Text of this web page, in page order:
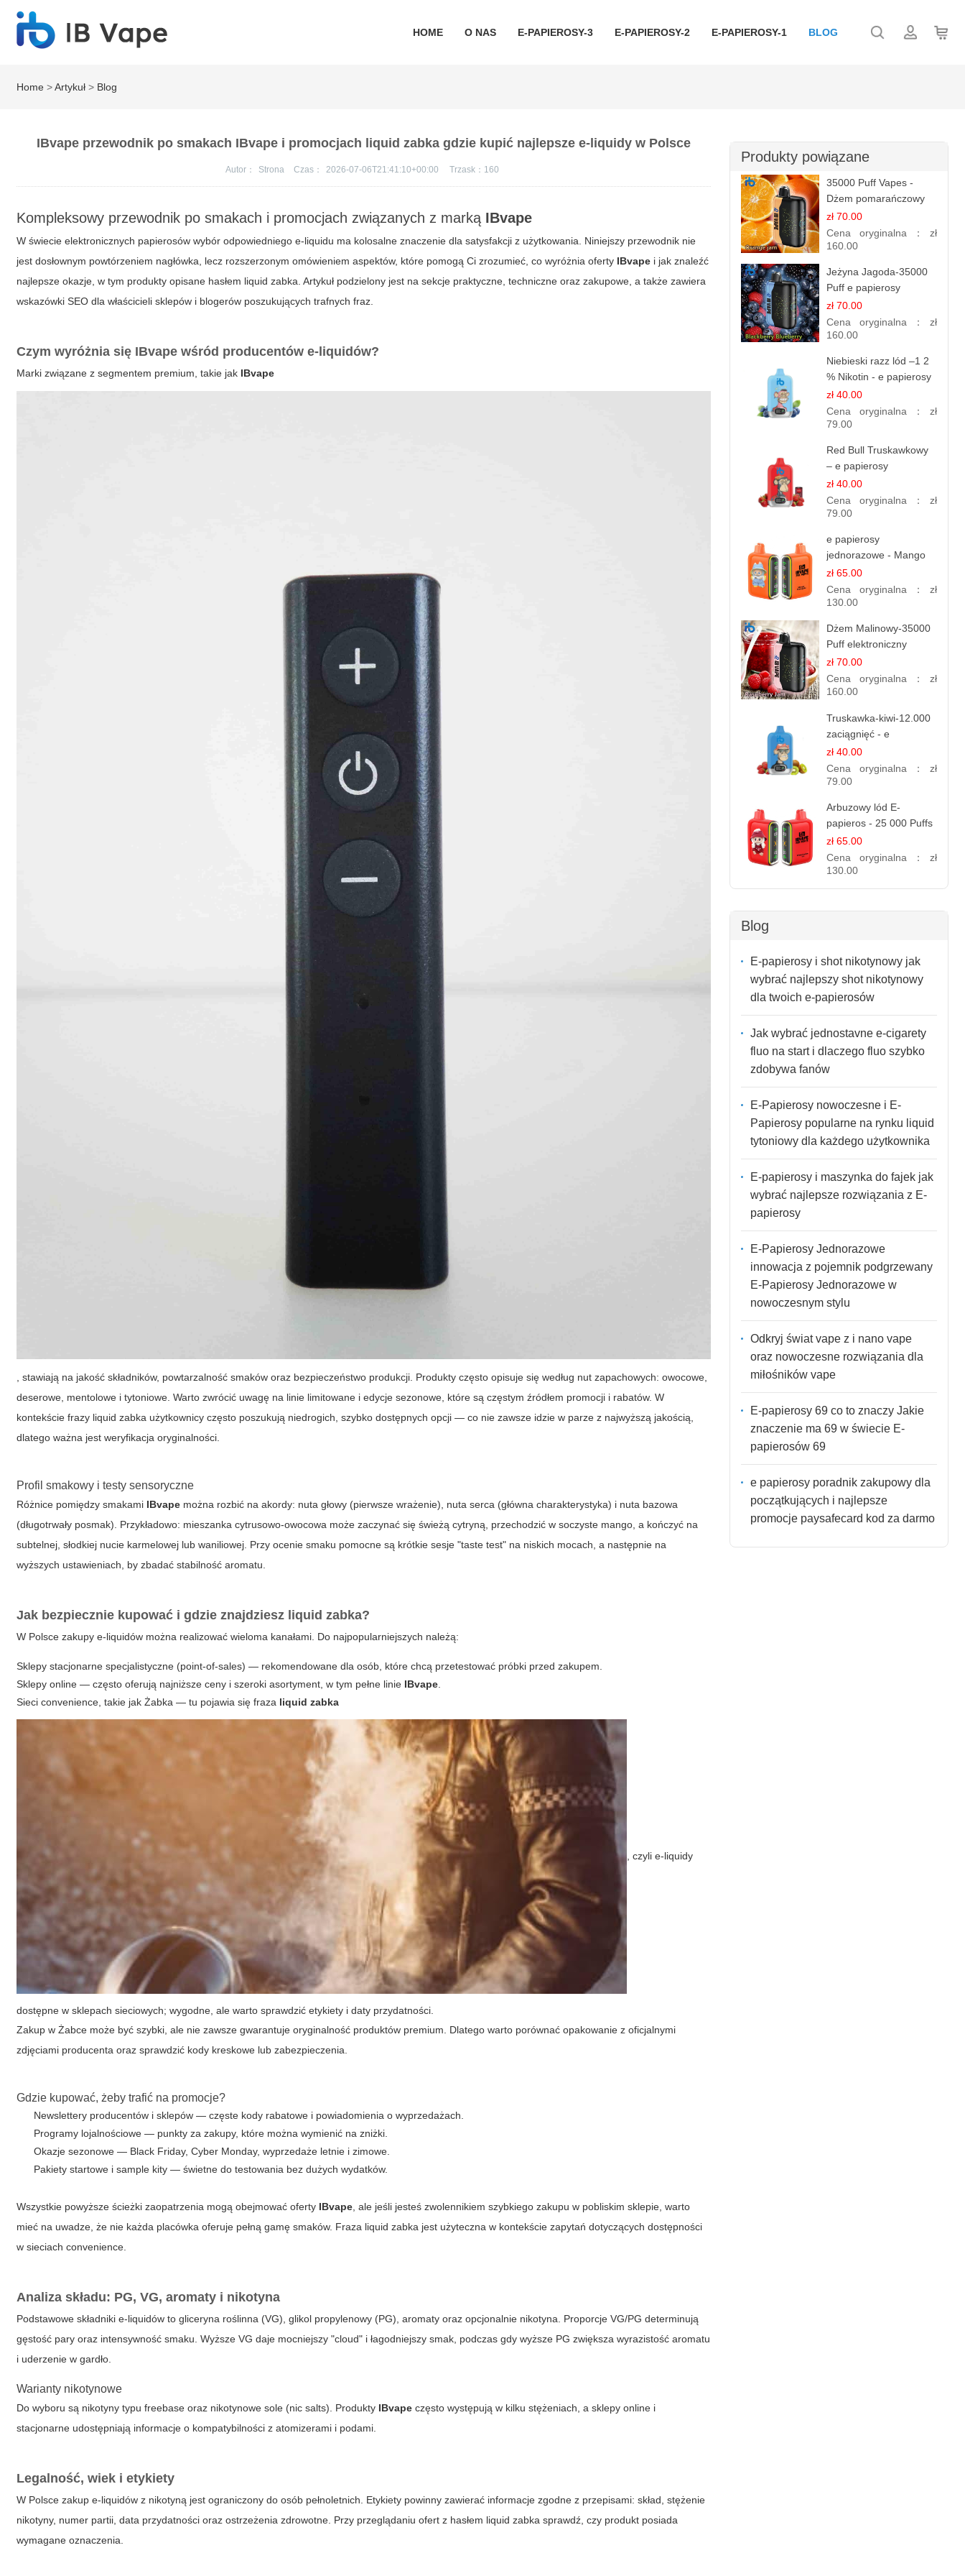
HOME O NAS E-PAPIEROSY-3 E-PAPIEROSY-2 E-PAPIEROSY-1 BLOG
Home >Artykuł > Blog
IBvape przewodnik po smakach IBvape i promocjach liquid zabka gdzie kupić najlepsze e-liquidy w Polsce
Autor： Strona Czas： 2026-07-06T21:41:10+00:00 Trzask： 160
Kompleksowy przewodnik po smakach i promocjach związanych z marką IBvape
W świecie elektronicznych papierosów wybór odpowiedniego e-liquidu ma kolosalne znaczenie dla satysfakcji z użytkowania. Niniejszy przewodnik nie
jest dosłownym powtórzeniem nagłówka, lecz rozszerzonym omówieniem aspektów, które pomogą Ci zrozumieć, co wyróżnia oferty IBvape i jak znaleźć
najlepsze okazje, w tym produkty opisane hasłem liquid zabka . Artykuł podzielony jest na sekcje praktyczne, techniczne oraz zakupowe, a także zawiera
wskazówki SEO dla właścicieli sklepów i blogerów poszukujących trafnych fraz.
Czym wyróżnia się IBvape wśród producentów e-liquidów?
Marki związane z segmentem premium, takie jak IBvape
, stawiają na jakość składników, powtarzalność smaków oraz bezpieczeństwo produkcji. Produkty często opisuje się według nut zapachowych: owocowe,
deserowe, mentolowe i tytoniowe. Warto zwrócić uwagę na linie limitowane i edycje sezonowe, które są częstym źródłem promocji i rabatów. W
kontekście frazy liquid zabka użytkownicy często poszukują niedrogich, szybko dostępnych opcji — co nie zawsze idzie w parze z najwyższą jakością,
dlatego ważna jest weryfikacja oryginalności.
Profil smakowy i testy sensoryczne
Różnice pomiędzy smakami IBvape można rozbić na akordy: nuta głowy (pierwsze wrażenie), nuta serca (główna charakterystyka) i nuta bazowa
(długotrwały posmak). Przykładowo: mieszanka cytrusowo-owocowa może zaczynać się świeżą cytryną, przechodzić w soczyste mango, a kończyć na
subtelnej, słodkiej nucie karmelowej lub waniliowej. Przy ocenie smaku pomocne są krótkie sesje "taste test" na niskich mocach, a następnie na
wyższych ustawieniach, by zbadać stabilność aromatu.
Jak bezpiecznie kupować i gdzie znajdziesz liquid zabka?
W Polsce zakupy e-liquidów można realizować wieloma kanałami. Do najpopularniejszych należą:
Sklepy stacjonarne specjalistyczne (point-of-sales) — rekomendowane dla osób, które chcą przetestować próbki przed zakupem.
Sklepy online — często oferują najniższe ceny i szeroki asortyment, w tym pełne linie IBvape
Sieci convenience, takie jak Żabka — tu pojawia się fraza liquid zabka
, czyli e-liquidy
dostępne w sklepach sieciowych; wygodne, ale warto sprawdzić etykiety i daty przydatności.
Zakup w Żabce może być szybki, ale nie zawsze gwarantuje oryginalność produktów premium. Dlatego warto porównać opakowanie z oficjalnymi
zdjęciami producenta oraz sprawdzić kody kreskowe lub zabezpieczenia.
Gdzie kupować, żeby trafić na promocje?
Newslettery producentów i sklepów — częste kody rabatowe i powiadomienia o wyprzedażach.
Programy lojalnościowe — punkty za zakupy, które można wymienić na zniżki.
Okazje sezonowe — Black Friday, Cyber Monday, wyprzedaże letnie i zimowe.
Pakiety startowe i sample kity — świetne do testowania bez dużych wydatków.
Wszystkie powyższe ścieżki zaopatrzenia mogą obejmować oferty IBvape , ale jeśli jesteś zwolennikiem szybkiego zakupu w pobliskim sklepie, warto
mieć na uwadze, że nie każda placówka oferuje pełną gamę smaków. Fraza liquid zabka jest użyteczna w kontekście zapytań dotyczących dostępności
w sieciach convenience.
Analiza składu: PG, VG, aromaty i nikotyna
Podstawowe składniki e-liquidów to gliceryna roślinna (VG), glikol propylenowy (PG), aromaty oraz opcjonalnie nikotyna. Proporcje VG/PG determinują
gęstość pary oraz intensywność smaku. Wyższe VG daje mocniejszy "cloud" i łagodniejszy smak, podczas gdy wyższe PG zwiększa wyrazistość aromatu
i uderzenie w gardło.
Warianty nikotynowe
Do wyboru są nikotyny typu freebase oraz nikotynowe sole (nic salts). Produkty IBvape często występują w kilku stężeniach, a sklepy online i
stacjonarne udostępniają informacje o kompatybilności z atomizerami i podami.
Legalność, wiek i etykiety
W Polsce zakup e-liquidów z nikotyną jest ograniczony do osób pełnoletnich. Etykiety powinny zawierać informacje zgodne z przepisami: skład, stężenie
nikotyny, numer partii, data przydatności oraz ostrzeżenia zdrowotne. Przy przeglądaniu ofert z hasłem liquid zabka sprawdź, czy produkt posiada
wymagane oznaczenia.
Produkty powiązane
35000 Puff Vapes -
Dżem pomarańczowy
zł 70.00
Cena oryginalna： zł
160.00
Jeżyna Jagoda-35000
Puff e papierosy
jednorazowe
zł 70.00
Cena oryginalna： zł
160.00
Niebieski razz lód –1 2
% Nikotin - e papierosy
jednorazowe
zł 40.00
Cena oryginalna： zł
79.00
Red Bull Truskawkowy
– e papierosy
jednorazowe
zł 40.00
Cena oryginalna： zł
79.00
e papierosy
jednorazowe - Mango
Ananas – 25,000 Puffs
zł 65.00
Cena oryginalna： zł
130.00
Dżem Malinowy-35000
Puff elektroniczny
papieros (Ibvape Bar)
zł 70.00
Cena oryginalna： zł
160.00
Truskawka-kiwi-12.000
zaciągnięć - e
papierosy jednorazowe
zł 40.00
Cena oryginalna： zł
79.00
Arbuzowy lód E-
papieros - 25 000 Puffs
zł 65.00
Cena oryginalna： zł
130.00
Blog
E-papierosy i shot nikotynowy jak
wybrać najlepszy shot nikotynowy
dla twoich e-papierosów
Jak wybrać jednostavne e-cigarety
fluo na start i dlaczego fluo szybko
zdobywa fanów
E-Papierosy nowoczesne i E-
Papierosy popularne na rynku liquid
tytoniowy dla każdego użytkownika
E-papierosy i maszynka do fajek jak
wybrać najlepsze rozwiązania z E-
papierosy
E-Papierosy Jednorazowe
innowacja z pojemnik podgrzewany
E-Papierosy Jednorazowe w
nowoczesnym stylu
Odkryj świat vape z i nano vape
oraz nowoczesne rozwiązania dla
miłośników vape
E-papierosy 69 co to znaczy Jakie
znaczenie ma 69 w świecie E-
papierosów 69
e papierosy poradnik zakupowy dla
początkujących i najlepsze
promocje paysafecard kod za darmo